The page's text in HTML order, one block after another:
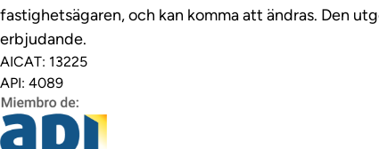
fastighetsägaren, och kan komma att ändras. Den
erbjudande.
AICAT: 13225
API: 4089